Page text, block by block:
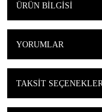
ÜRÜN BILGISI
YORUMLAR
TAKSIT